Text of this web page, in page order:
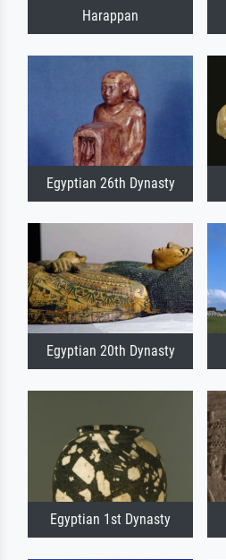
Harappan
Egyptian 26th Dynasty
Egyptian 20th Dynasty
Egyptian 1st Dynasty